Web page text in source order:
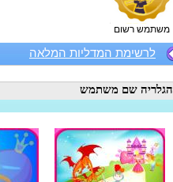
משתמש רשום
לרשימת המדליות המלאה
הגלריה שם משתמש